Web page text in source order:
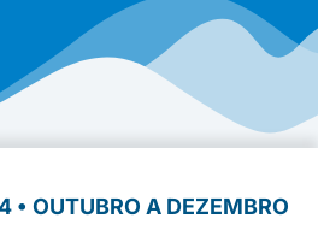
• OUTUBRO A DEZEMBRO